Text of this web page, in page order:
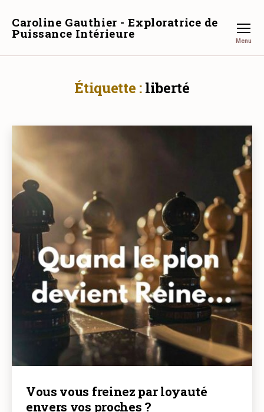
Caroline Gauthier - Exploratrice de
Puissance Intérieure Menu
Étiquette : liberté
Vous vous freinez par loyauté
envers vos proches ?